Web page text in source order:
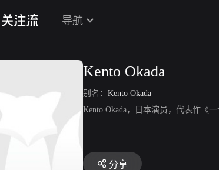
导航
Kento Okada
别名： Kento Okada
Kento Okada，日本演员，代表作《一
分享